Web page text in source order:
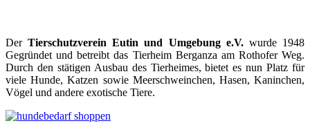
DerTierschutzverein Eutin und Umgebung e.V. wurde 1948
Gegründet und betreibt das Tierheim Berganza am Rothofer Weg.
Durch den stätigen Ausbau des Tierheimes, bietet es nun Platz für
viele Hunde, Katzen sowie Meerschweinchen, Hasen, Kaninchen,
Vögel und andere exotische Tiere.